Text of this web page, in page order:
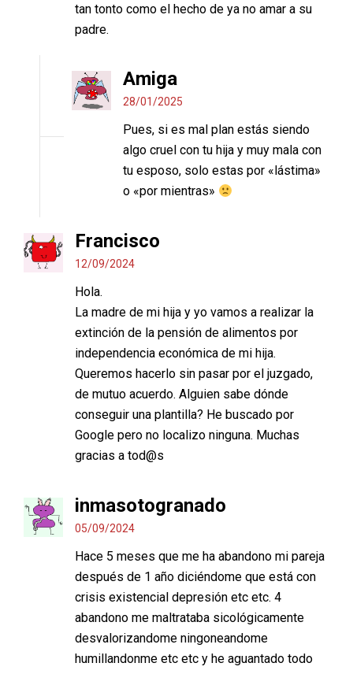
tan tonto como el hecho de ya no amar a su
padre.
Amiga
28/01/2025
Pues, si es mal plan estás siendo
algo cruel con tu hija y muy mala con
tu esposo, solo estas por «lástima»
o «por mientras»
Francisco
12/09/2024
Hola.
La madre de mi hija y yo vamos a realizar la
extinción de la pensión de alimentos por
independencia económica de mi hija.
Queremos hacerlo sin pasar por el juzgado,
de mutuo acuerdo. Alguien sabe dónde
conseguir una plantilla? He buscado por
Google pero no localizo ninguna. Muchas
gracias a tod@s
inmasotogranado
05/09/2024
Hace 5 meses que me ha abandono mi pareja
después de 1 año diciéndome que está con
crisis existencial depresión etc etc. 4
abandono me maltrataba sicológicamente
desvalorizandome ningoneandome
humillandonme etc etc y he aguantado todo